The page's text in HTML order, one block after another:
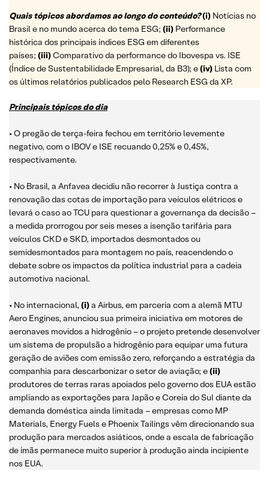
Quais tópicos abordamos ao longo do conteúdo?(i) Notícias no
Brasil e no mundo acerca do tema ESG; (ii) Performance
histórica dos principais índices ESG em diferentes
países; (iii)Comparativo da performance do Ibovespa vs. ISE
(Índice de Sustentabilidade Empresarial, da B3); e(iv) Lista com
os últimos relatórios publicados pelo Research ESG da XP.
Principais tópicos do dia
• O pregão de terça-feira fechou em território levemente
negativo, com o IBOV e ISE recuando 0,25% e 0,45%,
respectivamente.
• No Brasil, a Anfavea decidiu não recorrer à Justiça contra a
renovação das cotas de importação para veículos elétricos e
levará o caso ao TCU para questionar a governança da decisão –
a medida prorrogou por seis meses a isenção tarifária para
veículos CKD e SKD, importados desmontados ou
semidesmontados para montagem no país, reacendendo o
debate sobre os impactos da política industrial para a cadeia
automotiva nacional.
• No internacional, (i)a Airbus, em parceria com a alemã MTU
Aero Engines, anunciou sua primeira iniciativa em motores de
aeronaves movidos a hidrogênio – o projeto pretende desenvolver
um sistema de propulsão a hidrogênio para equipar uma futura
geração de aviões com emissão zero, reforçando a estratégia da
companhia para descarbonizar o setor de aviação; e(ii)
produtores de terras raras apoiados pelo governo dos EUA estão
ampliando as exportações para Japão e Coreia do Sul diante da
demanda doméstica ainda limitada – empresas como MP
Materials, Energy Fuels e Phoenix Tailings vêm direcionando sua
produção para mercados asiáticos, onde a escala de fabricação
de ímãs permanece muito superior à produção ainda incipiente
nos EUA.